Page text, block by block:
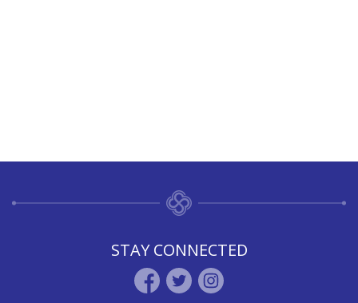
STAY CONNECTED